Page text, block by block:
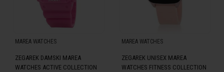
MAREA WATCHES
ZEGAREK DAMSKI MAREA
WATCHES ACTIVE COLLECTION
MAREA WATCHES
ZEGAREK UNISEX MAREA
WATCHES FITNESS COLLECTION